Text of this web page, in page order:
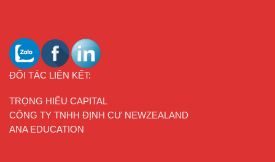
ĐỐI TÁC LIÊN KẾT:
TRỌNG HIẾU CAPITAL
CÔNG TY TNHH ĐỊNH CƯ NEWZEALAND
ANA EDUCATION